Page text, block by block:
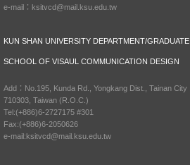
e-mail：ksitvcd@mail.ksu.edu.tw
KUN SHAN UNIVERSITY DEPARTMENT/GRADUATE
SCHOOL OF VISAUL COMMUNICATION DESIGN
Add：No.195, Kunda Rd., Yongkang Dist., Tainan City
710303, Taiwan (R.O.C.)
Tel:(+886)6-2727175 #301
Fax:(+886)6-2050626
e-mail:ksitvcd@mail.ksu.edu.tw